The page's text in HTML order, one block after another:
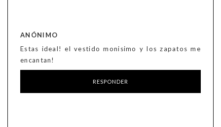
ANÓNIMO
Estas ideal! el vestido monisimo y los zapatos me
encantan!
RESPONDER